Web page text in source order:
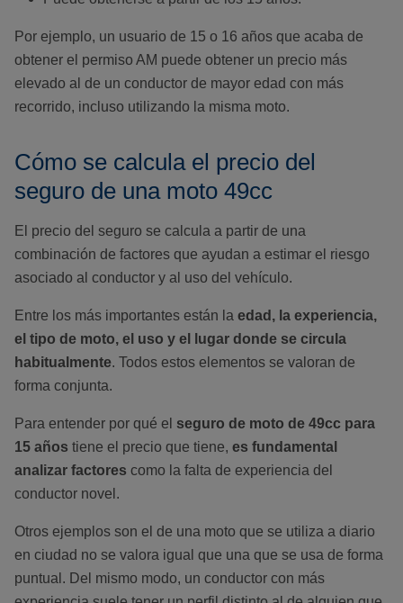
Por ejemplo, un usuario de 15 o 16 años que acaba de
obtener el permiso AM puede obtener un precio más
elevado al de un conductor de mayor edad con más
recorrido, incluso utilizando la misma moto.
Cómo se calcula el precio del
seguro de una moto 49cc
El precio del seguro se calcula a partir de una
combinación de factores que ayudan a estimar el riesgo
asociado al conductor y al uso del vehículo.
Entre los más importantes están la edad, la experiencia,
el tipo de moto, el uso y el lugar donde se circula
habitualmente. Todos estos elementos se valoran de
forma conjunta.
Para entender por qué el seguro de moto de 49cc para
15 años tiene el precio que tiene, es fundamental
analizar factores como la falta de experiencia del
conductor novel.
Otros ejemplos son el de una moto que se utiliza a diario
en ciudad no se valora igual que una que se usa de forma
puntual. Del mismo modo, un conductor con más